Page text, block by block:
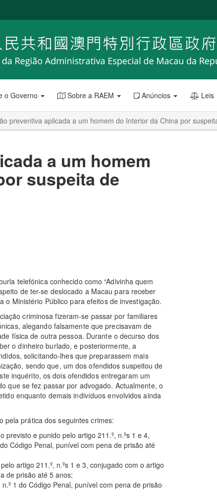
o Governo Sobre a RAEM Anúncios Leis
preventiva aplicada a um homem do Interior da China por
a um homem
suspeita de
telefónica conhecido como “Adivinha quem
de ter-se deslocado a Macau para receber
Ministério Público para efeitos de investigação.
criminosa fizeram-se passar por familiares
alegando falsamente que precisavam de
física de outra pessoa. Durante o decurso dos
o dinheiro burlado, e posteriormente, a
solicitando-lhes que preparassem mais
sendo que, um dos ofendidos suspeitou de
inquérito, os dois ofendidos entregaram um
que se fez passar por advogado. Actualmente, o
enquanto demais indivíduos envolvidos ainda
pela prática dos seguintes crimes:
e punido pelo artigo 211.º, n.ºs 1 e 4,
Código Penal, punível com pena de prisão até
artigo 211.º, n.ºs 1 e 3, conjugado com o artigo
de prisão até 5 anos;
1 do Código Penal, punível com pena de prisão